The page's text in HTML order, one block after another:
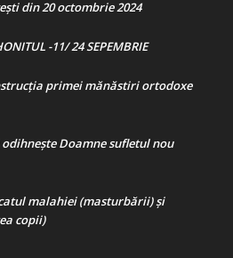
din 20 octombrie 2024
-11/ 24 SEPEMBRIE
primei mănăstiri ortodoxe
odihnește Doamne sufletul nou
malahiei (masturbării) şi
copii)